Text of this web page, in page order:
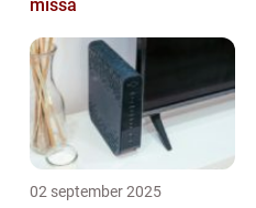
missa
02 september 2025